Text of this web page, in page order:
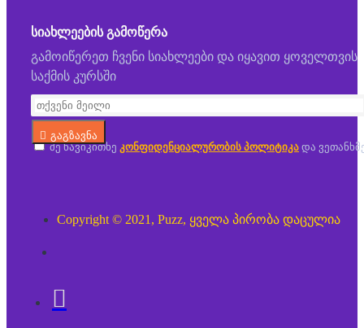
ᲡᲘᲐᲮᲚᲔᲔᲑᲘᲡ ᲒᲐᲛᲝᲬᲔᲠᲐ
გამოიწერეთ ჩვენი სიახლეები და იყავით ყოველთვის
საქმის კურსში
გაგზავნა
მე წავიკითხე კონფიდენციალურობის პოლიტიკა და
Copyright © 2021, Puzz, ყველა პირობა დაცულია